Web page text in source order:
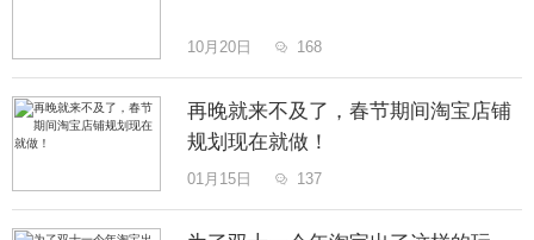
10月20日  168
再晚就来不及了，春节期间淘宝店铺
规划现在就做！
01月15日  137